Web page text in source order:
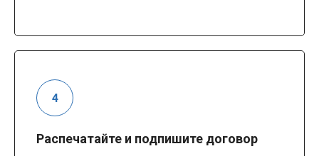
Распечатайте и подпишите договор